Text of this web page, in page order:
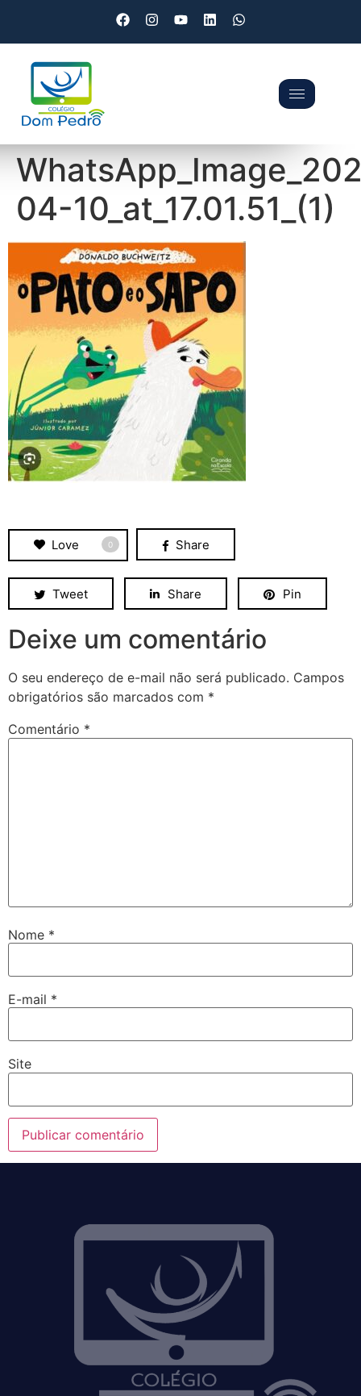
04-10_at_17.01.51_(1)
Love 0 Share
Tweet Share Pin
Deixe um comentário
O seu endereço de e-mail não será publicado. Campos
obrigatórios são marcados com *
Comentário *
Nome *
E-mail *
Site